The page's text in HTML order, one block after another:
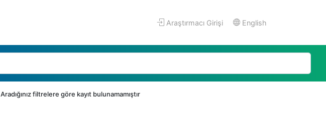
Araştırmacı Girişi English
Aradığınız filtrelere göre kayıt bulunamamıştır